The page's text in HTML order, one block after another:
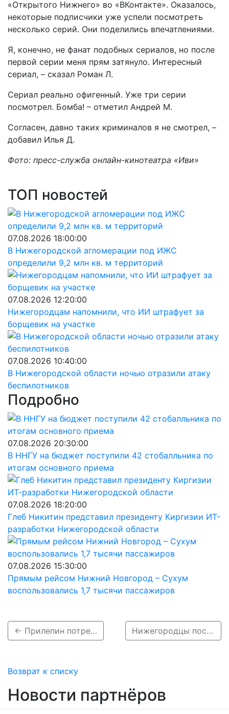
«Открытого Нижнего» во «ВКонтакте». Оказалось,
некоторые подписчики уже успели посмотреть
несколько серий. Они поделились впечатлениями.
Я, конечно, не фанат подобных сериалов, но после
первой серии меня прям затянуло. Интересный
сериал, – сказал Роман Л.
Сериал реально офигенный. Уже три серии
посмотрел. Бомба! – отметил Андрей М.
Согласен, давно таких криминалов я не смотрел, –
добавил Илья Д.
Фото: пресс-служба онлайн-кинотеатра «Иви»
ТОП новостей
07.08.2026 18:00:00
В Нижегородской агломерации под ИЖС
определили 9,2 млн кв. м территорий
07.08.2026 12:20:00
Нижегородцам напомнили, что ИИ штрафует за
борщевик на участке
07.08.2026 10:40:00
В Нижегородской области ночью отразили атаку
беспилотников
Подробно
07.08.2026 20:30:00
В ННГУ на бюджет поступили 42 стобалльника по
итогам основного приема
07.08.2026 18:20:00
Глеб Никитин представил президенту Киргизии ИТ-
разработки Нижегородской области
07.08.2026 15:30:00
Прямым рейсом Нижний Новгород – Сухум
воспользовались 1,7 тысячи пассажиров
← Прилепин потребовал ротации 300 тысяч мобилизованных россиян Нижегородцы поспорили из-за продления электробуса Э-4 до «Торпедо» →
Возврат к списку
Новости партнёров